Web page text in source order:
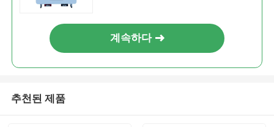
계속하다
추천된 제품